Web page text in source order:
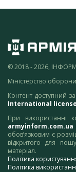
© 2018 - 2026,
Міністерство
Контент доступний за
International license
При використанні
armyinform.com.ua
обов’язковим є
відкритого для
матеріал.
Політика
Політика